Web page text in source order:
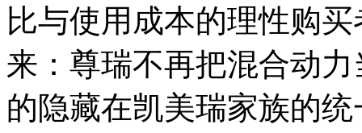
比与使用成本的理性购
来：尊瑞不再把混合动
的隐藏在凯美瑞家族的